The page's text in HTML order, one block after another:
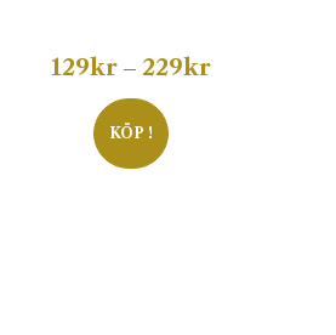
129kr – 229krPrisintervall:
KÖP !